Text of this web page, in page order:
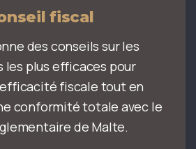
fiscal
des conseils sur les
les plus efficaces pour
fiscale tout en
conformité totale avec le
de Malte.